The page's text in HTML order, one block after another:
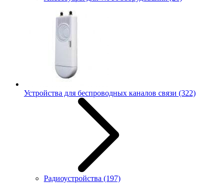
Устройства для беспроводных каналов связи (322)
Радиоустройства (197)